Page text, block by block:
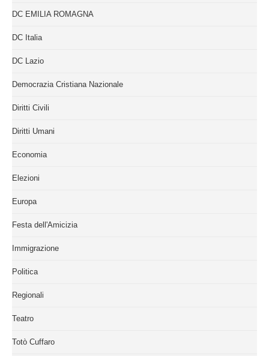
DC EMILIA ROMAGNA
DC Italia
DC Lazio
Democrazia Cristiana Nazionale
Diritti Civili
Diritti Umani
Economia
Elezioni
Europa
Festa dell'Amicizia
Immigrazione
Politica
Regionali
Teatro
Totò Cuffaro